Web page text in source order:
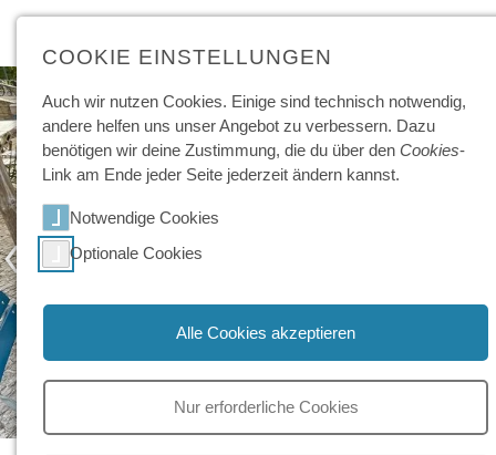
‹
Auftakt zum Austausch
COOKIE EINSTELLUNGEN
Auch wir nutzen Cookies. Einige sind technisch not­wendig,
andere helfen uns unser Angebot zu ver­bessern. Dazu
benötigen wir deine Zu­stimmung, die du über den Cookies-
Link am Ende jeder Seite jeder­zeit ändern kannst.
Notwendige Cookies
Optionale Cookies
Alle Cookies akzeptieren
Nur erforderliche Cookies